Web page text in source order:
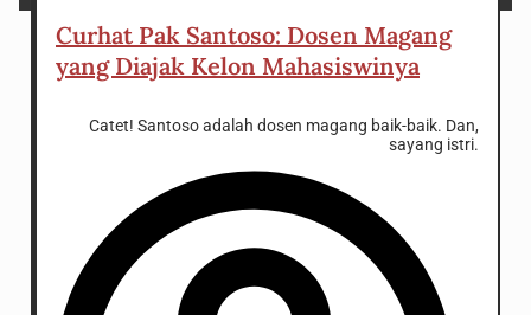
Curhat Pak Santoso: Dosen Magang
yang Diajak Kelon Mahasiswinya
Catet! Santoso adalah dosen magang baik-baik. Dan,
sayang istri.